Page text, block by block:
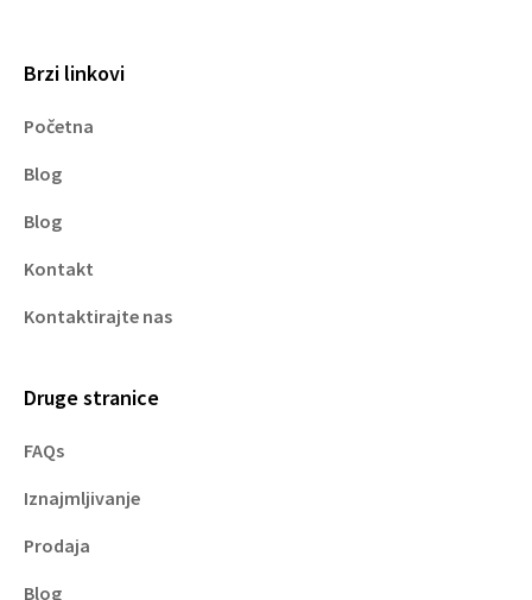
Brzi linkovi
Početna
Blog
Blog
Kontakt
Kontaktirajte nas
Druge stranice
FAQs
Iznajmljivanje
Prodaja
Blog